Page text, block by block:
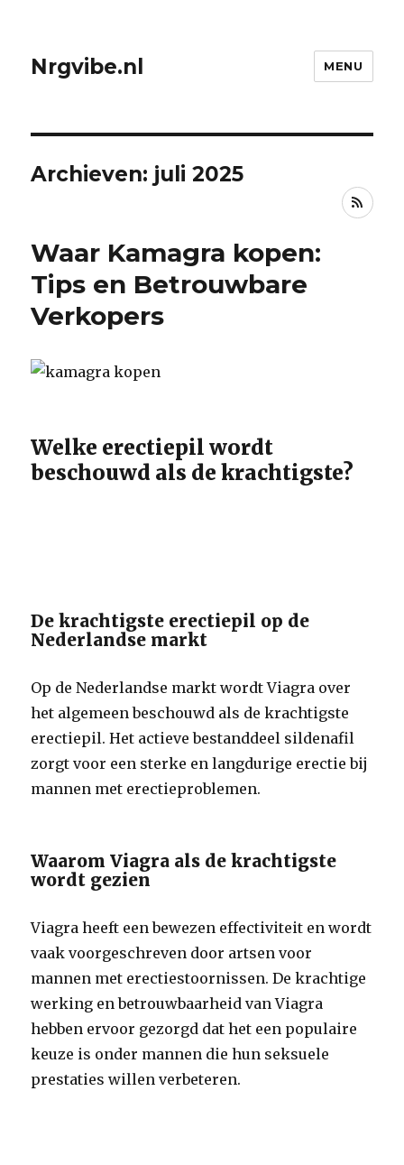
Nrgvibe.nl MENU
Archieven: juli 2025
RSS
Waar Kamagra kopen:
Tips en Betrouwbare
Verkopers
Welke erectiepil wordt
beschouwd als de krachtigste?
De krachtigste erectiepil op de
Nederlandse markt
Op de Nederlandse markt wordt Viagra over
het algemeen beschouwd als de krachtigste
erectiepil. Het actieve bestanddeel sildenafil
zorgt voor een sterke en langdurige erectie bij
mannen met erectieproblemen.
Waarom Viagra als de krachtigste
wordt gezien
Viagra heeft een bewezen effectiviteit en wordt
vaak voorgeschreven door artsen voor
mannen met erectiestoornissen. De krachtige
werking en betrouwbaarheid van Viagra
hebben ervoor gezorgd dat het een populaire
keuze is onder mannen die hun seksuele
prestaties willen verbeteren.